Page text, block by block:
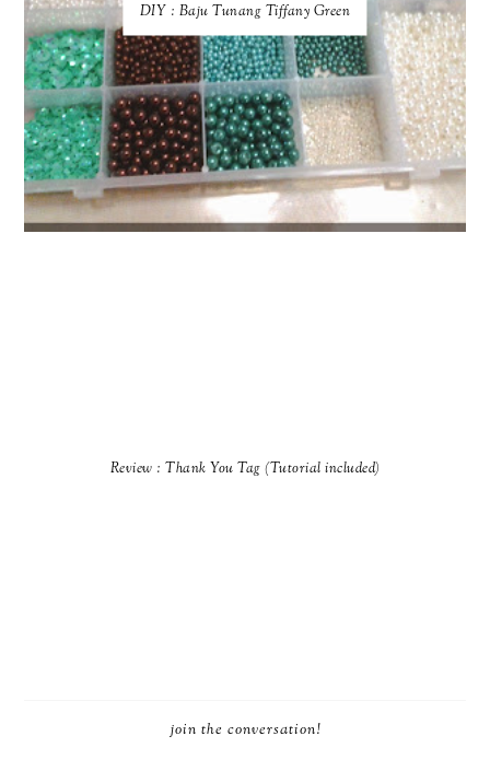
DIY : Baju Tunang Tiffany Green
Review : Thank You Tag (Tutorial included)
join the conversation!